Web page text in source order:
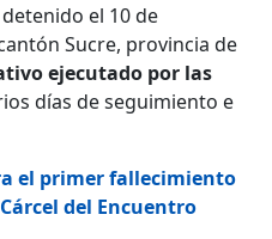
el 10 de
Sucre, provincia de
ejecutado por las
días de seguimiento e
el primer fallecimiento
del Encuentro